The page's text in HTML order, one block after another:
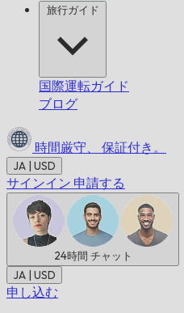
旅行ガイド
国際運転ガイド
ブログ
時間厳守、 保証付き。
JA | USD
サインイン 申請する
24時間 チャット
JA | USD
申し込む